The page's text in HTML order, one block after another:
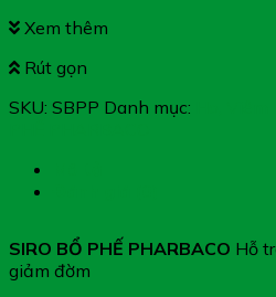
Xem thêm
Rút gọn
SKU: SBPP Danh mục:
SIRO BỔ PHẾ PHARBACO Hỗ
giảm đờm